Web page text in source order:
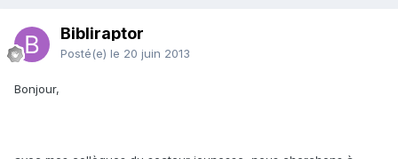
Bibliraptor
Posté(e) le 20 juin 2013
Bonjour,